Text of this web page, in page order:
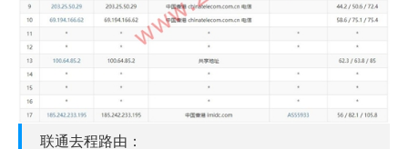
联通去程路由：